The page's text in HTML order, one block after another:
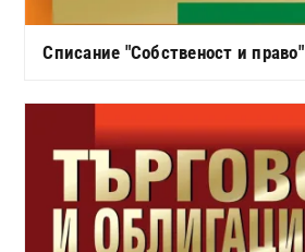
Списание "Собственост и право"